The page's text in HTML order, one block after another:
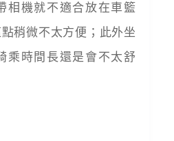
相機就不適合放在車籃
稍微不太方便；此外坐
乘時間長還是會不太舒